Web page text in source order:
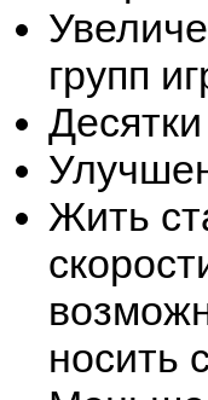
групп
Жить
носить